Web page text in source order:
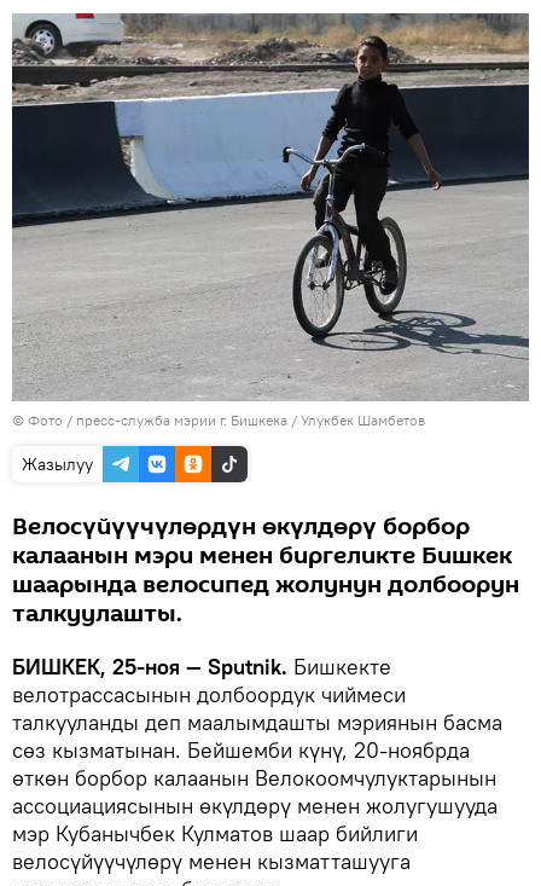
© Фото / пресс-служба мэрии г. Бишкека / Улукбек Шамбетов
Жазылуу
Велосүйүүчүлөрдүн өкүлдөрү борбор
калаанын мэри менен биргеликте Бишкек
шаарында велосипед жолунун долбоорун
талкуулашты.
БИШКЕК, 25-ноя — Sputnik. Бишкекте
велотрассасынын долбоордук чиймеси
талкууланды деп маалымдашты мэриянын басма
сөз кызматынан. Бейшемби күнү, 20-ноябрда
өткөн борбор калаанын Велокоомчулуктарынын
ассоциациясынын өкүлдөрү менен жолугушууда
мэр Кубанычбек Кулматов шаар бийлиги
велосүйүүчүлөрү менен кызматташууга